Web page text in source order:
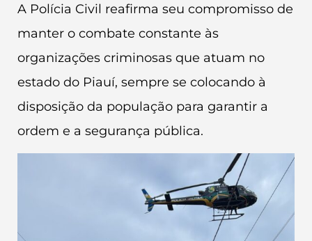
A Polícia Civil reafirma seu compromisso de
manter o combate constante às
organizações criminosas que atuam no
estado do Piauí, sempre se colocando à
disposição da população para garantir a
ordem e a segurança pública.